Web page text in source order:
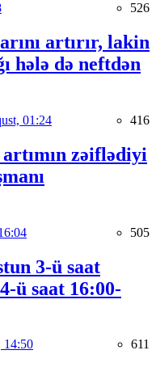
526
artırır, lakin
hələ də neftdən
01:24 416
zəiflədiyi
505
3-ü saat
ü saat 16:00-
14:50 611